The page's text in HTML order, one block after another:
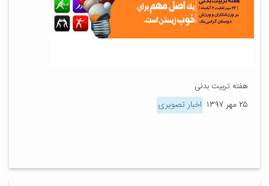
هفته تربیت بدنی
۲۵ مهر ۱۳۹۷ اخبار تصویری